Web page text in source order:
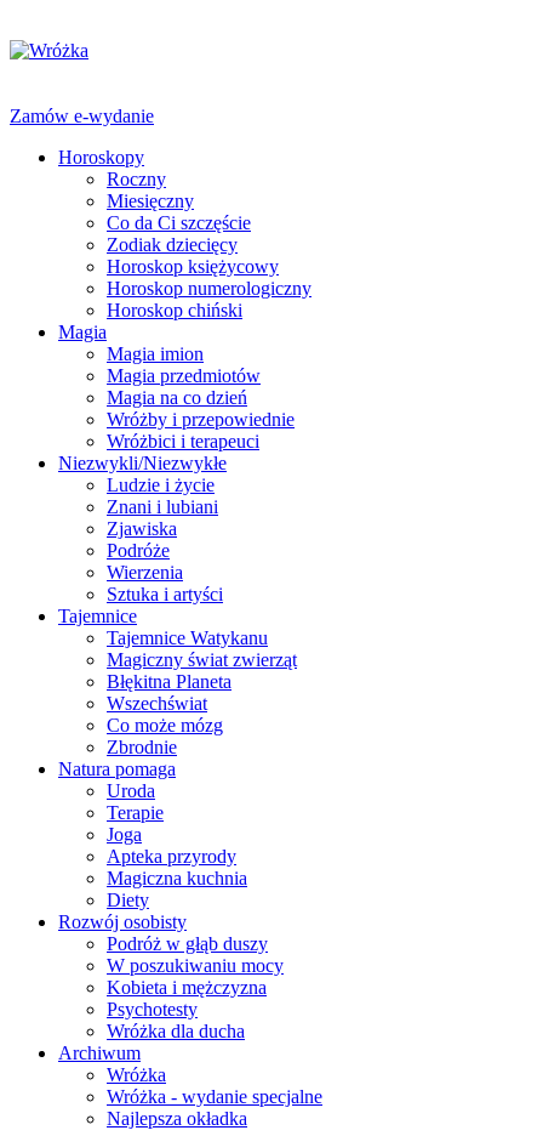
Zamów e-wydanie
Horoskopy
Roczny
Miesięczny
Co da Ci szczęście
Zodiak dziecięcy
Horoskop księżycowy
Horoskop numerologiczny
Horoskop chiński
Magia
Magia imion
Magia przedmiotów
Magia na co dzień
Wróżby i przepowiednie
Wróżbici i terapeuci
Niezwykli/Niezwykłe
Ludzie i życie
Znani i lubiani
Zjawiska
Podróże
Wierzenia
Sztuka i artyści
Tajemnice
Tajemnice Watykanu
Magiczny świat zwierząt
Błękitna Planeta
Wszechświat
Co może mózg
Zbrodnie
Natura pomaga
Uroda
Terapie
Joga
Apteka przyrody
Magiczna kuchnia
Diety
Rozwój osobisty
Podróż w głąb duszy
W poszukiwaniu mocy
Kobieta i mężczyzna
Psychotesty
Wróżka dla ducha
Archiwum
Wróżka
Wróżka - wydanie specjalne
Najlepsza okładka